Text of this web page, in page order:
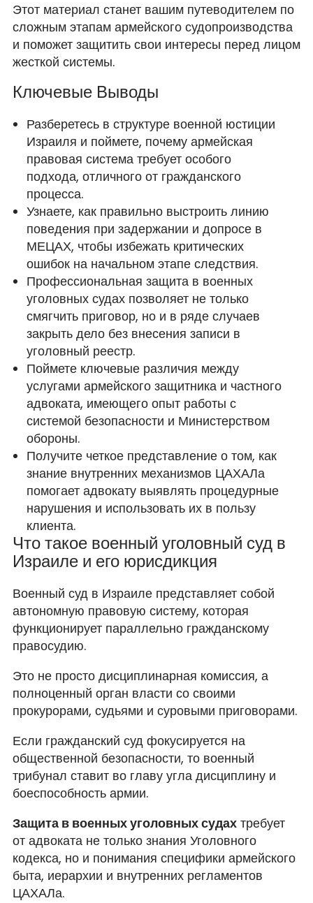
Этот материал станет вашим путеводителем по
сложным этапам армейского судопроизводства
и поможет защитить свои интересы перед лицом
жесткой системы.
Ключевые Выводы
Разберетесь в структуре военной юстиции
Израиля и поймете, почему армейская
правовая система требует особого
подхода, отличного от гражданского
процесса.
Узнаете, как правильно выстроить линию
поведения при задержании и допросе в
МЕЦАХ, чтобы избежать критических
ошибок на начальном этапе следствия.
Профессиональная защита в военных
уголовных судах позволяет не только
смягчить приговор, но и в ряде случаев
закрыть дело без внесения записи в
уголовный реестр.
Поймете ключевые различия между
услугами армейского защитника и частного
адвоката, имеющего опыт работы с
системой безопасности и Министерством
обороны.
Получите четкое представление о том, как
знание внутренних механизмов ЦАХАЛа
помогает адвокату выявлять процедурные
нарушения и использовать их в пользу
клиента.
Что такое военный уголовный суд в
Израиле и его юрисдикция
Военный суд в Израиле представляет собой
автономную правовую систему, которая
функционирует параллельно гражданскому
правосудию.
Это не просто дисциплинарная комиссия, а
полноценный орган власти со своими
прокурорами, судьями и суровыми приговорами.
Если гражданский суд фокусируется на
общественной безопасности, то военный
трибунал ставит во главу угла дисциплину и
боеспособность армии.
Защита в военных уголовных судахтребует
от адвоката не только знания Уголовного
кодекса, но и понимания специфики армейского
быта, иерархии и внутренних регламентов
ЦАХАЛа.